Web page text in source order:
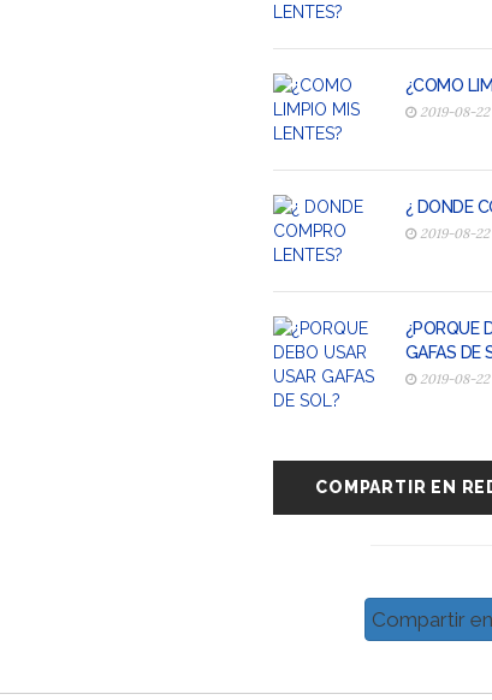
¿COMO
2019-08-22
¿ DONDE
2019-08-22
¿PORQUE
GAFAS DE
2019-08-22
COMPARTIR EN
Compartir